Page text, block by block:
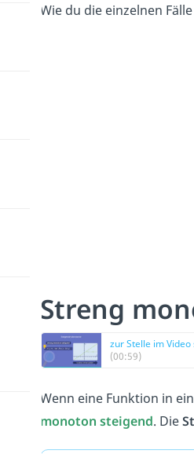
Wie du die einzelnen
Streng
zur Stelle im
(00:59)
Wenn eine Funktion in
monoton steigend. Die